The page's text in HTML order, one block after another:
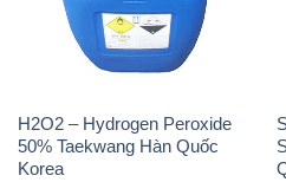
H2O2 – Hydrogen Peroxide
50% Taekwang Hàn Quốc
Korea